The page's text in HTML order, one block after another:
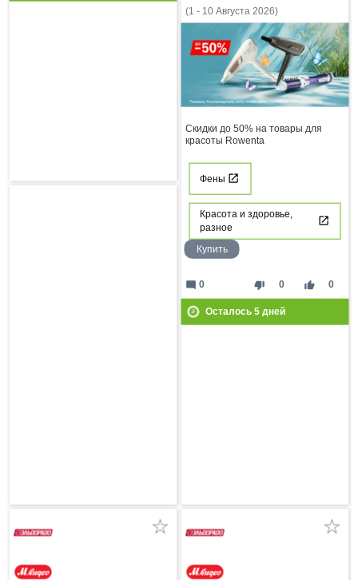
(1 - 10 Августа 2026)
Скидки до 50% на товары для
красоты Rowenta
Фены
Красота и здоровье,
разное
Купить
thumb_down 0 thumb_up 0
mode_comment 0
Осталось 5дней